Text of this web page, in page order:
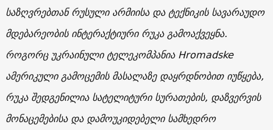
საზღვრებთან რუსული არმიისა და ტექნიკის სავარაუდო
მდებარეობის ინტერაქტიური რუკა გამოაქვეყნა.
როგორც უკრაინული ტელეკომპანია Hromadske
ამერიკული გამოცემის მასალაზე დაყრდნობით იუწყება,
რუკა შედგენილია სატელიტური სურათების, დაზვერვის
მონაცემებისა და დამოუკიდებელი სამხედრო